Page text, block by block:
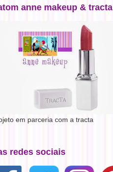
anne makeup & tracta
em parceria com a tracta
redes sociais